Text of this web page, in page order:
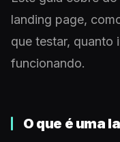
landing page,
que testar, quanto
funcionando.
O que é uma